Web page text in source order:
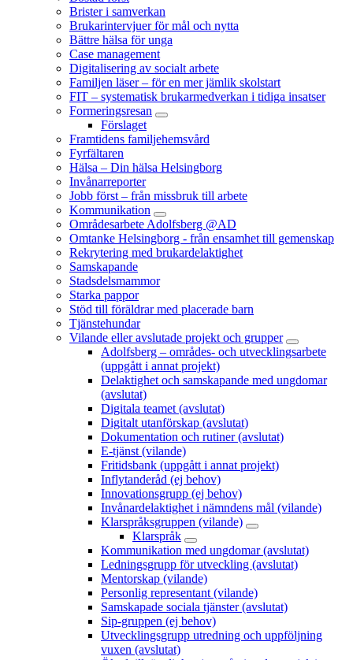
Brister i samverkan
Brukarintervjuer för mål och nytta
Bättre hälsa för unga
Case management
Digitalisering av socialt arbete
Familjen läser – för en mer jämlik skolstart
FIT – systematisk brukarmedverkan i tidiga insatser
Formeringsresan
Förslaget
Framtidens familjehemsvård
Fyrfältaren
Hälsa – Din hälsa Helsingborg
Invånarreporter
Jobb först – från missbruk till arbete
Kommunikation
Områdesarbete Adolfsberg @AD
Omtanke Helsingborg - från ensamhet till gemenskap
Rekrytering med brukardelaktighet
Samskapande
Stadsdelsmammor
Starka pappor
Stöd till föräldrar med placerade barn
Tjänstehundar
Vilande eller avslutade projekt och grupper
Adolfsberg – områdes- och utvecklingsarbete
(uppgått i annat projekt)
Delaktighet och samskapande med ungdomar
(avslutat)
Digitala teamet (avslutat)
Digitalt utanförskap (avslutat)
Dokumentation och rutiner (avslutat)
E-tjänst (vilande)
Fritidsbank (uppgått i annat projekt)
Inflytanderåd (ej behov)
Innovationsgrupp (ej behov)
Invånardelaktighet i nämndens mål (vilande)
Klarspråksgruppen (vilande)
Klarspråk
Kommunikation med ungdomar (avslutat)
Ledningsgrupp för utveckling (avslutat)
Mentorskap (vilande)
Personlig representant (vilande)
Samskapade sociala tjänster (avslutat)
Sip-gruppen (ej behov)
Utvecklingsgrupp utredning och uppföljning
vuxen (avslutat)